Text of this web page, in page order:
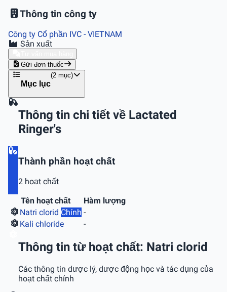
Thông tin công ty
Công ty Cổ phần IVC - VIETNAM
Sản xuất
Gửi đơn thuốc
Mục lục
(2 mục)
Thông tin chi tiết về Lactated
Ringer's
Thành phần hoạt chất
2 hoạt chất
Tên hoạt chất
Hàm lượng
Natri clorid Chính -
Kali chloride
-
Thông tin từ hoạt chất: Natri clorid
Các thông tin dược lý, dược động học và tác dụng của
hoạt chất chính